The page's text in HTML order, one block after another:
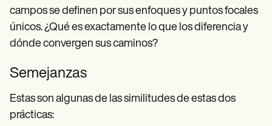
campos se definen por sus enfoques y puntos focales
únicos. ¿Qué es exactamente lo que los diferencia y
dónde convergen sus caminos?
Semejanzas
Estas son algunas de las similitudes de estas dos
prácticas: